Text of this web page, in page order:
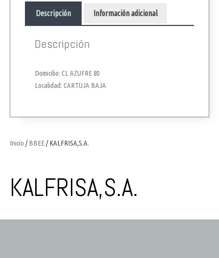
Inicio /BBEE/ KALFRISA,S.A.
KALFRISA,S.A.
Descripción Información adicional
Descripción
Domicilio: CL AZUFRE 80
Localidad: CARTUJA BAJA